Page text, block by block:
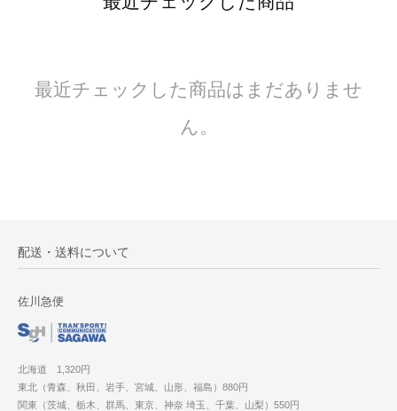
最近チェックした商品はまだありませ
ん。
配送・送料について
佐川急便
北海道 1,320円
東北（青森、秋田、岩手、宮城、山形、福島）880円
関東（茨城、栃木、群馬、東京、神奈 埼玉、千葉、山梨）550円